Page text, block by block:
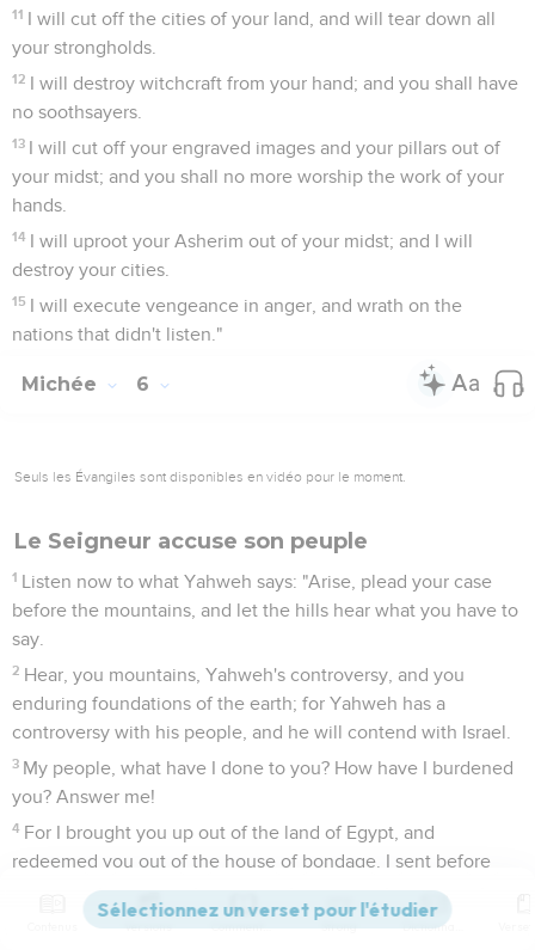
lame, and I will gather that which is driven away, and that
which I have afflicted;
7 and I will make that which was lame a remnant, and that
which was cast far off a strong nation: and Yahweh will reign
You, tower of the flock, the hill of the daughter of Zion, to
you it will come, yes, the former dominion will come, the
Épreuves et délivrance de Jérusalem
Now why do you cry out aloud? Is there no king in you? Has
as of a woman in travail?
and will dwell in the field, and will come even to Babylon.
from the hand of your enemies.
Now many nations have assembled against you, that say,
"Let her be defiled, and let our eye gloat over Zion."
But they don't know the thoughts of Yahweh, neither do
they understand his counsel; for he has gathered them like
the sheaves to the threshing floor.
Arise and thresh, daughter of Zion; for I will make your
horn iron, and I will make your hoofs brass; and you will beat
in pieces many peoples: and I will devote their gain to
Michée 5
Versions Commentaires Strong